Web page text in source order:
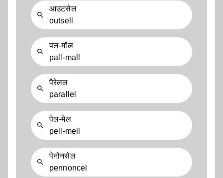
आउटसेल
outsell
पल-मॉल
pall-mall
पैरेलल
parallel
पेल-मेल
pell-mell
पेनोनसेल
pennoncel